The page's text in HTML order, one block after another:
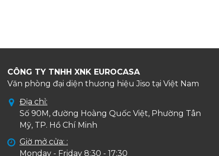
CÔNG TY TNHH XNK EUROCASA
Văn phòng đại diện thương hiệu Jiso tại Việt Nam
Địa chỉ:
Số 90M, đường Hoàng Quốc Việt, Phường Tân
Mỹ, TP. Hồ Chí Minh
Giờ mở cửa: :
Monday - Friday 8:30 - 17:30